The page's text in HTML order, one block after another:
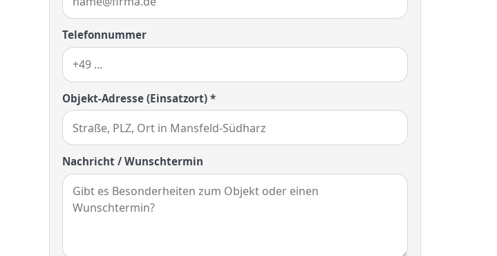
Telefonnummer
Objekt-Adresse (Einsatzort) *
Nachricht / Wunschtermin